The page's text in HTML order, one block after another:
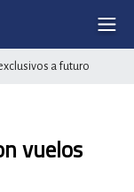
a futuro
vuelos